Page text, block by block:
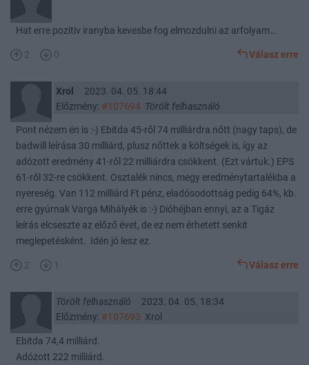
Hat erre pozitiv iranyba kevesbe fog elmozdulni az arfolyam…
2 0 Válasz erre
Xrol
2023. 04. 05. 18:44
Előzmény: #107694 Törölt felhasználó
Pont nézem én is :-) Ebitda 45-ről 74 milliárdra nőtt (nagy taps), de
badwill leírása 30 milliárd, plusz nőttek a költségek is, így az
adózott eredmény 41-ről 22 milliárdra csökkent. (Ezt vártuk.) EPS
61-ről 32-re csökkent. Osztalék nincs, megy eredménytartalékba a
nyereség. Van 112 milliárd Ft pénz, eladósodottság pedig 64%, kb.
erre gyúrnak Varga Mihályék is :-) Dióhéjban ennyi, az a Tigáz
leírás elcseszte az előző évet, de ez nem érhetett senkit
meglepetésként. Idén jó lesz ez.
2 1 Válasz erre
Törölt felhasználó
2023. 04. 05. 18:34
Előzmény: #107693 Xrol
Ebitda 74,4 milliárd.
Adózott 222 milliárd.